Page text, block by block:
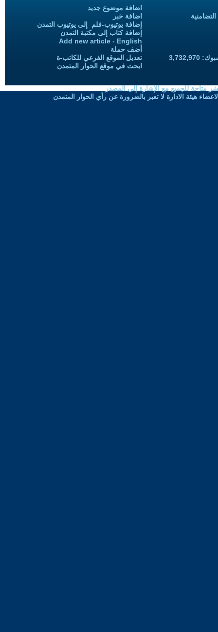
اضافة موضوع جديد
اضافة خبر
إضافة يوتيوب-فلم إلى يوتيوب التمدن
إضافة كتاب إلى مكتبة التمدن
Add new article - English
أضف حملة
تعديل الموقع الفرعي للكاتب-ة
ابحث في موقع الحوار المتمدن
متاحة للجميع مع الإشارة إلى المصدر
هيئة الادارة لا تعبر بالضرورة عن رأي الحوار المتمدن